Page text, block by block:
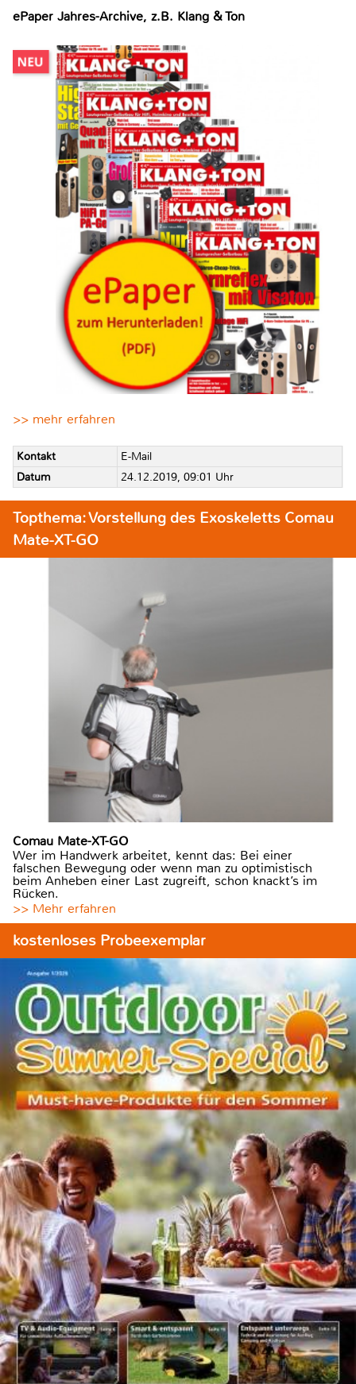
ePaper Jahres-Archive, z.B. Klang & Ton
>> mehr erfahren
Kontakt
E-Mail
Datum
24.12.2019, 09:01 Uhr
Topthema: Vorstellung des Exoskeletts Comau
Mate-XT-GO
Comau Mate-XT-GO
Wer im Handwerk arbeitet, kennt das: Bei einer
falschen Bewegung oder wenn man zu optimistisch
beim Anheben einer Last zugreift, schon knackt’s im
Rücken.
>> Mehr erfahren
kostenloses Probeexemplar